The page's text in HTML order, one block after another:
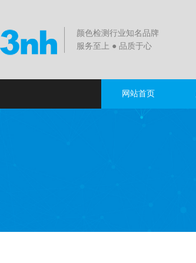
颜色检测行业知名品牌
服务至上 ● 品质于心
网站首页